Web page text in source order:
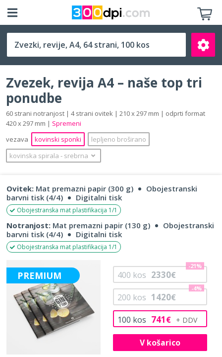
A4 (210 x 297 mm)
Išči
Zvezek, revija A4 – naše top tri
ponudbe
60 strani notranjost | 4 strani ovitek | 210 x 297 mm | odprti format
420 x 297 mm | Spremeni
vezava
kovinski sponki
lepljeno broširano
kovinska spirala ‐ srebrna
Ovitek: Mat premazni papir (300 g)
Obojestranski
barvni tisk (4/4)
Digitalni tisk
Obojestranska mat plastifikacija 1/1
Notranjost: Mat premazni papir (130 g)
Obojestranski
barvni tisk (4/4)
Digitalni tisk
Obojestranska mat plastifikacija 1/1
PREMIUM
100 kos 741€
200 kos 1420€
-4%
400 kos 2330€
-21%
V košarico